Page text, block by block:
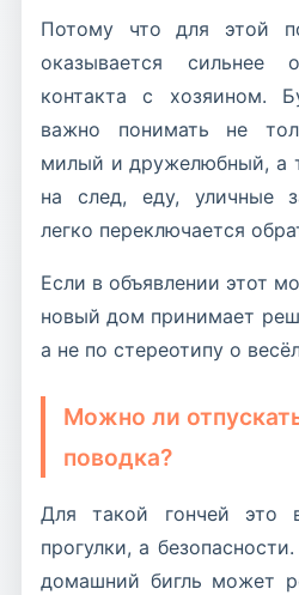
Потому что для этой
оказывается сильнее
контакта с хозяином.
важно понимать не
милый и дружелюбный, а
на след, еду, уличные
легко переключается
Если в объявлении этот
новый дом принимает
а не по стереотипу о
Можно ли
поводка?
Для такой гончей это
прогулки, а
домашний бигль может